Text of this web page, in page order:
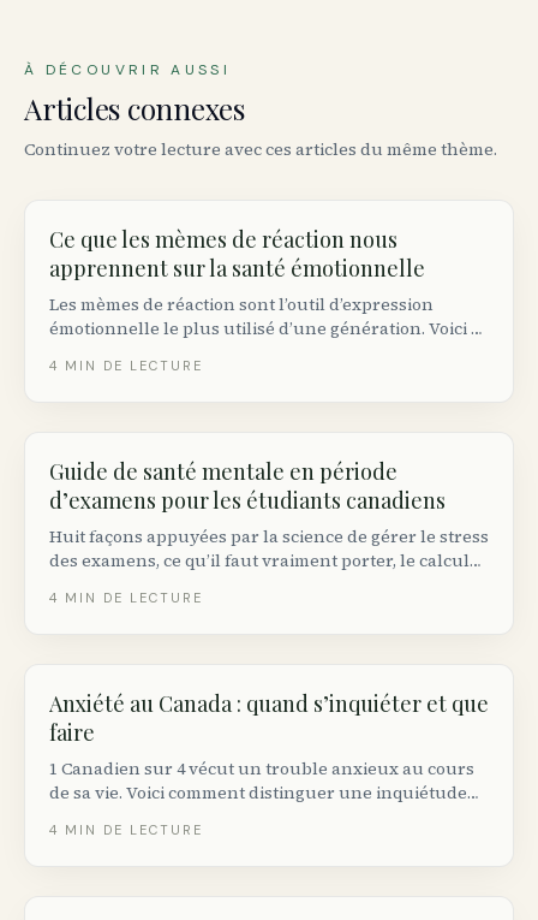
À DÉCOUVRIR AUSSI
Articles connexes
Continuez votre lecture avec ces articles du même thème.
Ce que les mèmes de réaction nous
apprennent sur la santé émotionnelle
Les mèmes de réaction sont l’outil d’expression
émotionnelle le plus utilisé d’une génération. Voici ce
et quand la culture mème aide ou nuit à la santé
4 MIN DE LECTURE
Guide de santé mentale en période
d’examens pour les étudiants canadiens
Huit façons appuyées par la science de gérer le stress
des examens, ce qu’il faut vraiment porter, le calcul
obtenir du soutien gratuit en santé mentale.
4 MIN DE LECTURE
Anxiété au Canada : quand s’inquiéter et que
faire
1 Canadien sur 4 vécut un trouble anxieux au cours
de sa vie. Voici comment distinguer une inquiétude
traitement de première ligne au Canada.
4 MIN DE LECTURE